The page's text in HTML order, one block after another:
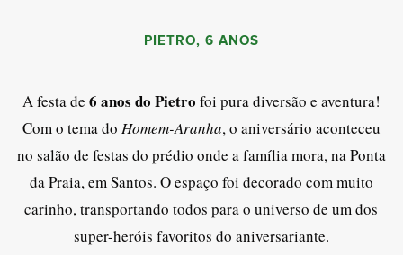
PIETRO, 6 ANOS
A festa de 6 anos do Pietro foi pura diversão e aventura!
Com o tema do Homem-Aranha, o aniversário aconteceu
no salão de festas do prédio onde a família mora, na Ponta
da Praia, em Santos. O espaço foi decorado com muito
carinho, transportando todos para o universo de um dos
super-heróis favoritos do aniversariante.